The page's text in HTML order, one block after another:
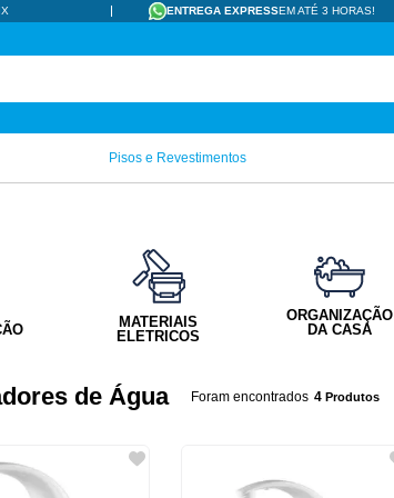
ENTREGA EXPRESSEM ATÉ 3 HORAS!
Pisos e Revestimentos
MATERIAIS
ELETRICOS
ORGANIZAÇÃO
DA CASA
de Água 4 Produtos